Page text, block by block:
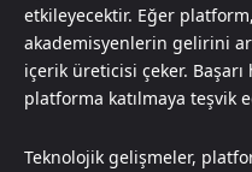
etkileyecektir. Eğer
akademisyenlerin gelirini
içerik üreticisi çeker.
platforma katılmaya teşvik
Teknolojik gelişmeler,